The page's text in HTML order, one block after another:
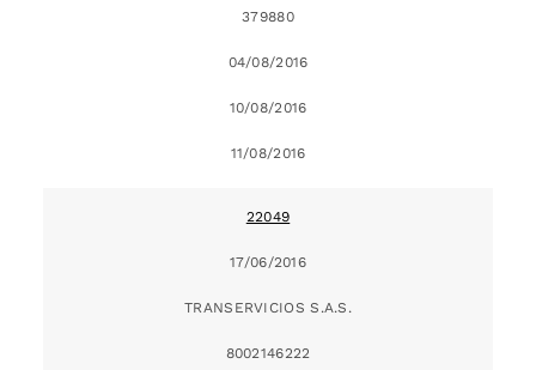
379880
04/08/2016
10/08/2016
11/08/2016
22049
17/06/2016
TRANSERVICIOS S.A.S.
8002146222